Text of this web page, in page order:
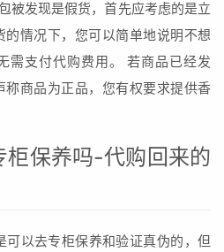
被发现是假货，首先应考虑的是立
的情况下，您可以简单地说明不想
需支付代购费用。 若商品已经发
商品为正品，您有权要求提供香
柜保养吗-代购回来的
可以去专柜保养和验证真伪的，但